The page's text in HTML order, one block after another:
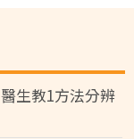
生教1方法分辨